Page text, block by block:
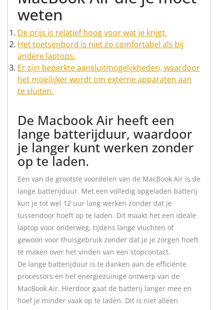
weten
De prijs is relatief hoog voor wat je krijgt.
Het toetsenbord is niet zo comfortabel als bij
andere laptops.
Er zijn beperkte aansluitmogelijkheden, waardoor
het moeilijker wordt om externe apparaten aan
te sluiten.
De Macbook Air heeft een
lange batterijduur, waardoor
je langer kunt werken zonder
op te laden.
Een van de grootste voordelen van de MacBook Air is de
lange batterijduur. Met een volledig opgeladen batterij
kun je tot wel 12 uur lang werken zonder dat je
tussendoor hoeft op te laden. Dit maakt het een ideale
laptop voor onderweg, tijdens lange vluchten of
gewoon voor thuisgebruik zonder dat je je zorgen hoeft
te maken over het vinden van een stopcontact.
De lange batterijduur is te danken aan de efficiënte
processors en het energiezuinige ontwerp van de
MacBook Air. Hierdoor gaat de batterij langer mee en
hoef je minder vaak op te laden. Dit is niet alleen